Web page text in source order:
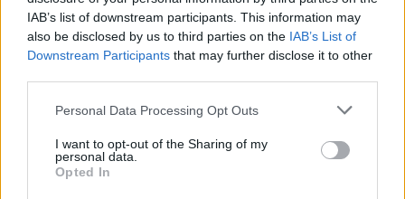
IAB’s list of downstream participants. This information may
also be disclosed by us to third parties on the IAB’s List of
Downstream Participants that may further disclose it to other
Please note that this website/app uses one or more Google
not limited to your visit or usage behaviour. You may click to
grant or deny consent to Google and its third-party tags to
use your data for below specified purposes in below Google
Personal Data Processing Opt Outs
I want to opt-out of the Sharing of my
personal data.
Opted In